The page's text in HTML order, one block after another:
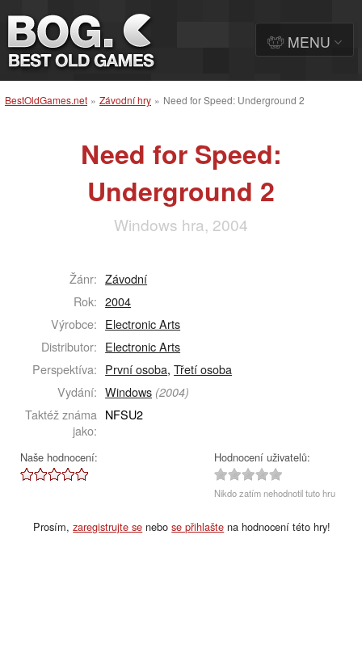
BestOldGames.net » Závodní hry » Need for Speed: Underground 2
Need for Speed:
Underground 2
Windows hra, 2004
Žánr: Závodní
Rok: 2004
Výrobce: Electronic Arts
Distributor: Electronic Arts
Perspektíva: První osoba,Třetí osoba
Vydání: Windows (2004)
Taktéž známa
jako:
NFSU2
Naše hodnocení: Hodnocení uživatelů:
Nikdo zatím nehodnotil tuto hru
Prosím,zaregistrujte se nebose přihlašte na hodnocení této hry!
MENU